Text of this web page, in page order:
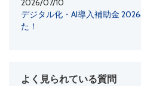
2026/07/10
デジタル化・AI導入補助金
た！
よく見られている質問